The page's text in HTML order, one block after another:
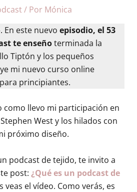
/ Por Mónica
En este nuevo episodio, el 53
te enseñoterminada la
Tiptón y los pequeños
mi nuevo curso online
principiantes.
como llevo mi participación en
West y los hilados con
próximo diseño.
podcast de tejido, te invito a
post: ¿Qué es un podcast de
veas el vídeo. Como verás, es